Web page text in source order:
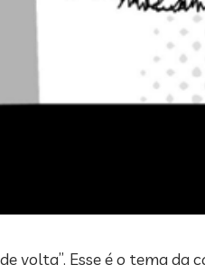
volta”. Esse é o tema